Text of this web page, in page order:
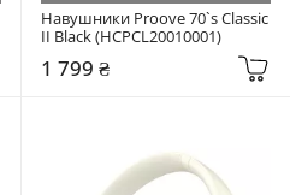
Навушники Proove 70`s Classic
II Black (HCPCL20010001)
1 799 ₴